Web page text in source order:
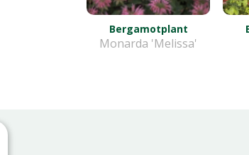
Bergamotplant
Monarda 'Melissa'